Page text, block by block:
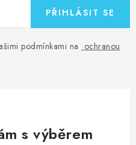
podmínkami na ochranou
PŘIHLÁSIT SE
s výběrem